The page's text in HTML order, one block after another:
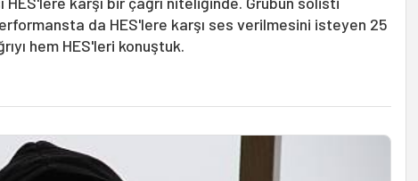
da HES'lere karşı ses verilmesini isteyen 25
hem HES'leri konuştuk.